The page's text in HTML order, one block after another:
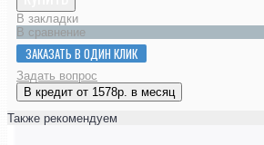
В закладки
В сравнение
ЗАКАЗАТЬ В ОДИН КЛИК
Задать вопрос
В кредит от 1578р. в месяц
Также рекомендуем